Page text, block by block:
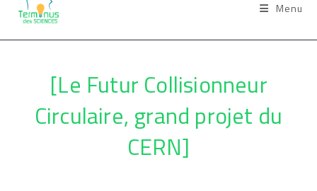
Menu
[Le Futur Collisionneur
Circulaire, grand projet du
CERN]